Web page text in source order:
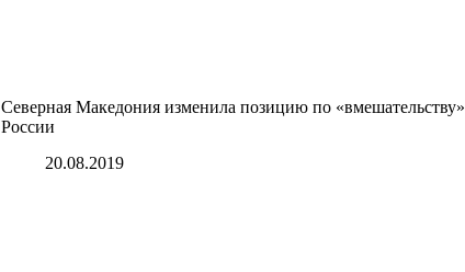
Северная Македония изменила позицию по «вмешательству»
России
20.08.2019